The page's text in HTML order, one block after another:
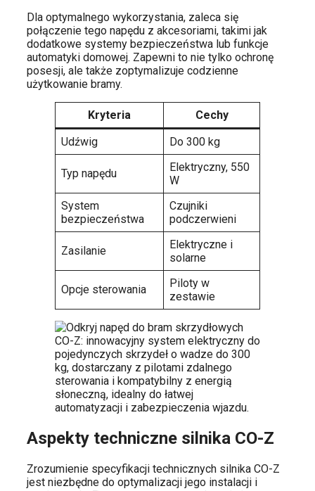
Dla optymalnego wykorzystania, zaleca się
połączenie tego napędu z akcesoriami, takimi jak
dodatkowe systemy bezpieczeństwa lub funkcje
automatyki domowej. Zapewni to nie tylko ochronę
posesji, ale także zoptymalizuje codzienne
użytkowanie bramy.
Kryteria
Cechy
Udźwig
Do 300 kg
Typ napędu
Elektryczny, 550
W
System
bezpieczeństwa
Czujniki
podczerwieni
Zasilanie
Elektryczne i
solarne
Opcje sterowania
Piloty w
zestawie
Aspekty techniczne silnika CO-Z
Zrozumienie specyfikacji technicznych silnika CO-Z
jest niezbędne do optymalizacji jego instalacji i